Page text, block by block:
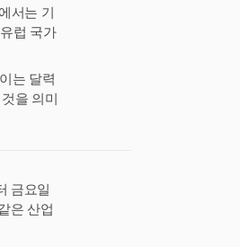
서는 기
럽 국가
는 달력
을 의미
금요일
은 산업